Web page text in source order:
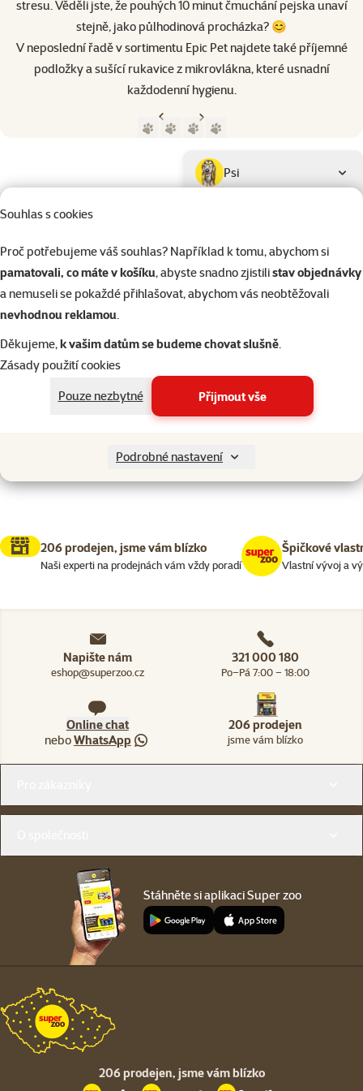
Souhlas s cookies
Proč potřebujeme váš souhlas? Například k tomu, abychom si
pamatovali, co máte v košíku, abyste snadno zjistilistav objednávky
a nemuseli se pokaždé přihlašovat, abychom vás neobtěžovali
nevhodnou reklamou.
Děkujeme,k vašim datům se budeme chovat slušně.
Zásady použití cookies
Pouze nezbytné
Přijmout vše
Podrobné nastavení
stresu. Věděli jste, že pouhých 10 minut čmuchání pejska unaví
stejně, jako půlhodinová procházka? 😊
V neposlední řadě v sortimentu Epic Pet najdete také příjemné
podložky a sušící rukavice z mikrovlákna, které usnadní
každodenní hygienu.
Předchozí stranaNásledující strana
Podkategorie
Psi
Drobní savci
Kočky > Škrabadla a
Nenalezeny žádné produkty
206 prodejen, jsme vám blízko
Naši experti na prodejnách vám vždy poradí
Špičkové
Vlastní vývoj a
Napište nám
eshop@superzoo.cz
321 000 180
Po–Pá 7:00 – 18:00
Online chat
neboWhatsApp
206 prodejen
jsme vám blízko
Stáhněte si aplikaci Super zoo
206 prodejen, jsme vám blízko